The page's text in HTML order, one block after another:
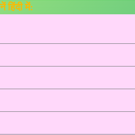
हिंदी में: